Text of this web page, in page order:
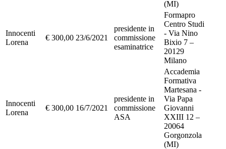
(MI)
Innocenti
Lorena
€ 300,00 23/6/2021
presidente in
commissione
esaminatrice
Formapro
Centro Studi
- Via Nino
Bixio 7 –
20129
Milano
Innocenti
Lorena
€ 300,00 16/7/2021
presidente in
commissione
ASA
Accademia
Formativa
Martesana -
Via Papa
Giovanni
XXIII 12 –
20064
Gorgonzola
(MI)